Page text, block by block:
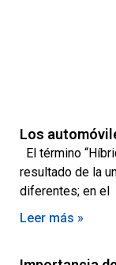
Los
El término
resultado de la
diferentes; en el
Leer más »